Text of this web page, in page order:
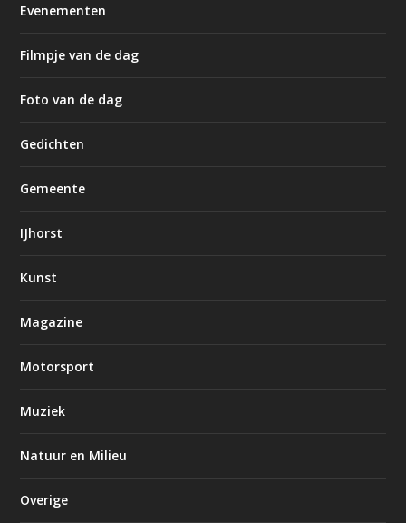
Evenementen
Filmpje van de dag
Foto van de dag
Gedichten
Gemeente
IJhorst
Kunst
Magazine
Motorsport
Muziek
Natuur en Milieu
Overige